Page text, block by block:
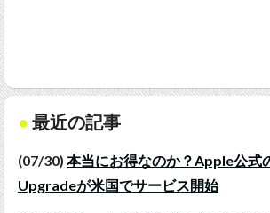
最近の記事
(07/30) 本当にお得なのか？Apple公式
Upgradeが米国でサービス開始